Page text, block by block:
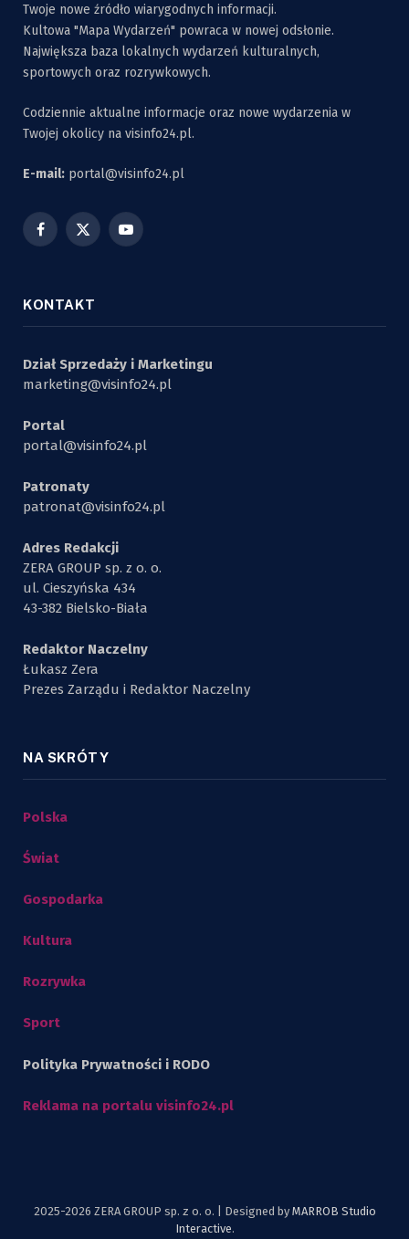
Twoje nowe źródło wiarygodnych informacji.
Kultowa "Mapa Wydarzeń" powraca w nowej odsłonie.
Największa baza lokalnych wydarzeń kulturalnych,
sportowych oraz rozrywkowych.
Codziennie aktualne informacje oraz nowe wydarzenia w
Twojej okolicy na visinfo24.pl.
E-mail: portal@visinfo24.pl
Facebook
X
YouTube
KONTAKT
Dział Sprzedaży i Marketingu
marketing@visinfo24.pl
Portal
portal@visinfo24.pl
Patronaty
patronat@visinfo24.pl
Adres Redakcji
ZERA GROUP sp. z o. o.
ul. Cieszyńska 434
43-382 Bielsko-Biała
Redaktor Naczelny
Łukasz Zera
Prezes Zarządu i Redaktor Naczelny
NA SKRÓTY
Polska
Świat
Gospodarka
Kultura
Rozrywka
Sport
Polityka Prywatności i RODO
Reklama na portalu visinfo24.pl
2025-2026 ZERA GROUP sp. z o. o. | Designed by MARROB Studio
Interactive.